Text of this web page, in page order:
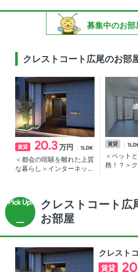
募集中のお部
クレストコート広尾のお部
賃貸 20.3万円 1LDK
＜都会の喧騒を離れた上質
な暮らし＞インターネット
賃貸
＜ペット
務！？＞
クレストコート広
お部屋
クレスト
賃貸